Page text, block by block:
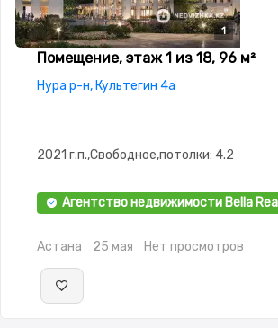
1
Помещение, этаж 1 из 18, 96 м²
Нура р-н, Культегин 4а
2021 г.п.,Свободное,потолки: 4.2
Агентство недвижимости Bella
Астана 25 мая Нет просмотров